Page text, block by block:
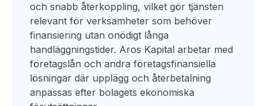
och snabb återkoppling, vilket gör tjänsten
relevant för verksamheter som behöver
finansiering utan onödigt långa
handläggningstider. Aros Kapital arbetar med
företagslån och andra företagsfinansiella
lösningar där upplägg och återbetalning
anpassas efter bolagets ekonomiska